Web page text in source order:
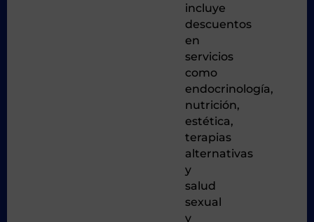
incluye
descuentos
en
servicios
como
endocrinología,
nutrición,
estética,
terapias
alternativas
y
salud
sexual
y